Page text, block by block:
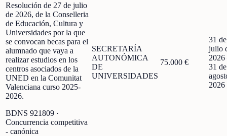
Resolución de 27 de julio
de 2026, de la Conselleria
de Educación, Cultura y
Universidades por la que
se convocan becas para el
alumnado que vaya a
realizar estudios en los
centros asociados de la
UNED en la Comunitat
Valenciana curso 2025-
2026.
BDNS 921809 ·
Concurrencia competitiva
- canónica
SECRETARÍA
AUTONÓMICA
DE
UNIVERSIDADES
75.000 €
31 de
julio
2026
31 de
2026